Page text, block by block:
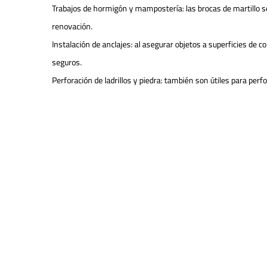
Trabajos de hormigón y mampostería: las brocas de
renovación.
Instalación de anclajes: al asegurar objetos a superficies de
seguros.
Perforación de ladrillos y piedra: también son útiles para